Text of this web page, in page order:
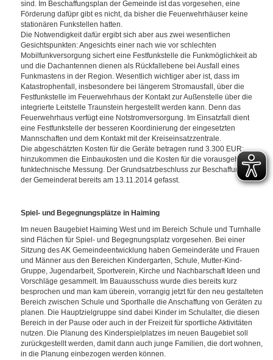
sind. Im Beschaffungsplan der Gemeinde ist das vorgesehen, eine
Förderung dafüpr gibt es nicht, da bisher die Feuerwehrhäuser keine
stationären Funkstellen hatten.
Die Notwendigkeit dafür ergibt sich aber aus zwei wesentlichen
Gesichtspunkten: Angesichts einer nach wie vor schlechten
Mobilfunkversorgung sichert eine Festfunkstelle die Funkmöglichkeit ab
und die Dachantennen dienen als Rückfallebene bei Ausfall eines
Funkmastens in der Region. Wesentlich wichtiger aber ist, dass im
Katastrophenfall, insbesondere bei längerem Stromausfall, über die
Festfunkstelle im Feuerwehrhaus der Kontakt zur Außenstelle über die
integrierte Leitstelle Traunstein hergestellt werden kann. Denn das
Feuerwehrhaus verfügt eine Notstromversorgung. Im Einsatzfall dient
eine Festfunkstelle der besseren Koordinierung der eingesetzten
Mannschaften und dem Kontakt mit der Kreiseinsatzzentrale.
Die abgeschätzten Kosten für die Geräte betragen rund 3.300 EUR;
hinzukommen die Einbaukosten und die Kosten für die vorausgehende
funktechnische Messung. Der Grundsatzbeschluss zur Beschaffung hatte
der Gemeinderat bereits am 13.11.2014 gefasst.
Spiel- und Begegnungsplätze in Haiming
Im neuen Baugebiet Haiming West und im Bereich Schule und Turnhalle
sind Flächen für Spiel- und Begegnungsplatz vorgesehen. Bei einer
Sitzung des AK Gemeindeentwicklung haben Gemeinderäte und Frauen
und Männer aus den Bereichen Kindergarten, Schule, Mutter-Kind-
Gruppe, Jugendarbeit, Sportverein, Kirche und Nachbarschaft Ideen und
Vorschläge gesammelt. Im Bauausschuss wurde dies bereits kurz
besprochen und man kam überein, vorrangig jetzt für den neu gestalteten
Bereich zwischen Schule und Sporthalle die Anschaffung von Geräten zu
planen. Die Hauptzielgruppe sind dabei Kinder im Schulalter, die diesen
Bereich in der Pause oder auch in der Freizeit für sportliche Aktivitäten
nutzen. Die Planung des Kinderspielplatzes im neuen Baugebiet soll
zurückgestellt werden, damit dann auch junge Familien, die dort wohnen,
in die Planung einbezogen werden können.